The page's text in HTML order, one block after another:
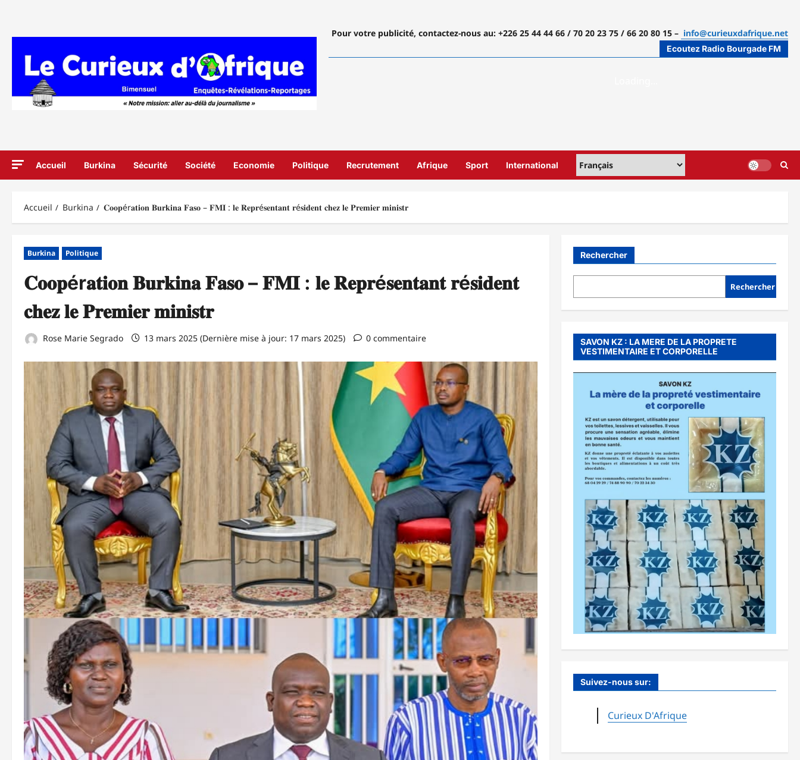
Pour votre publicité, contactez-nous au: +226 25 44 44 66 / 70 20 23 75 / 66 20 80 15 – info@curieuxdafrique.net
Ecoutez Radio Bourgade FM
Accueil Burkina Sécurité Société Economie Politique Recrutement Afrique Sport International
Accueil Burkina 𝐂𝐨𝐨𝐩ér𝐚𝐭𝐢𝐨𝐧 𝐁𝐮𝐫𝐤𝐢𝐧𝐚 𝐅𝐚𝐬𝐨 – 𝐅𝐌𝐈 : 𝐥𝐞 𝐑𝐞𝐩𝐫é𝐬𝐞𝐧𝐭𝐚𝐧𝐭 𝐫é𝐬𝐢𝐝𝐞𝐧𝐭 𝐜𝐡𝐞𝐳 𝐥𝐞 𝐏𝐫𝐞𝐦𝐢𝐞𝐫 𝐦𝐢𝐧𝐢𝐬𝐭𝐫
Burkina Politique
𝐂𝐨𝐨𝐩ér𝐚𝐭𝐢𝐨𝐧 𝐁𝐮𝐫𝐤𝐢𝐧𝐚 𝐅𝐚𝐬𝐨 – 𝐅𝐌𝐈 : 𝐥𝐞 𝐑𝐞𝐩𝐫é𝐬𝐞𝐧𝐭𝐚𝐧𝐭 𝐫é𝐬𝐢𝐝𝐞𝐧𝐭
𝐜𝐡𝐞𝐳 𝐥𝐞 𝐏𝐫𝐞𝐦𝐢𝐞𝐫 𝐦𝐢𝐧𝐢𝐬𝐭𝐫
Rose Marie Segrado 13 mars 2025 (Dernière mise à jour: 17 mars 2025) 0 commentaire
Rechercher
Rechercher
SAVON KZ : LA MERE DE LA PROPRETE
VESTIMENTAIRE ET CORPORELLE
Suivez-nous sur:
Curieux D'Afrique